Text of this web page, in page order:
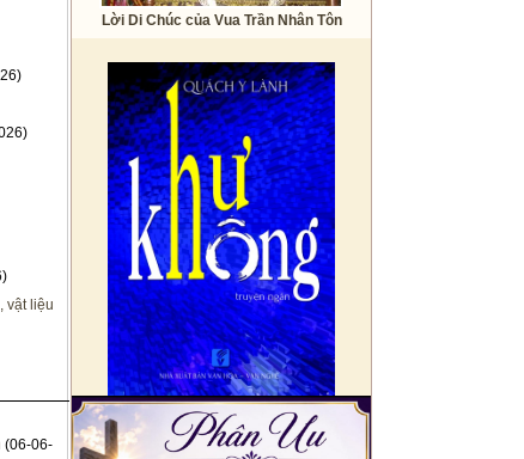
vật liệu
(06-06-
Lời Di Chúc của Vua Trần Nhân Tôn